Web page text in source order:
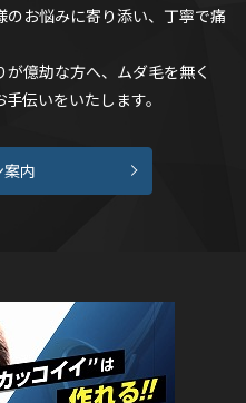
お悩みに寄り添い、 丁寧で痛
億劫な方へ、 ムダ毛を無く
伝いをいたします。
案内